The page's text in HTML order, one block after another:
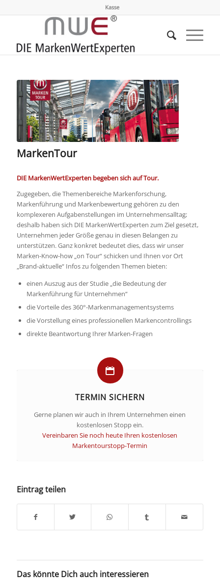
Kasse
MarkenTour
DIE MarkenWertExperten begeben sich auf Tour.
Zugegeben, die Themenbereiche Markenforschung,
Markenführung und Markenbewertung gehören zu den
komplexeren Aufgabenstellungen im Unternehmensalltag;
deshalb haben sich DIE MarkenWertExperten zum Ziel gesetzt,
Unternehmen jeder Größe genau in diesen Belangen zu
unterstützen. Ganz konkret bedeutet dies, dass wir unser
Marken-Know-how „on Tour“ schicken und Ihnen vor Ort
„Brand-aktuelle“ Infos zu folgenden Themen bieten:
einen Auszug aus der Studie „die Bedeutung der
Markenführung für Unternehmen“
die Vorteile des 360°-Markenmanagementsystems
die Vorstellung eines professionellen Markencontrollings
direkte Beantwortung Ihrer Marken-Fragen
TERMIN SICHERN
Gerne planen wir auch in Ihrem Unternehmen einen
kostenlosen Stopp ein.
Vereinbaren Sie noch heute Ihren kostenlosen
Markentourstopp-Termin
Eintrag teilen
Das könnte Dich auch interessieren